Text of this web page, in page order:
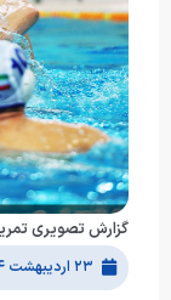
گزارش تصویری تمرین تیم
۲۳ اردیبهشت ۱۳۹۴